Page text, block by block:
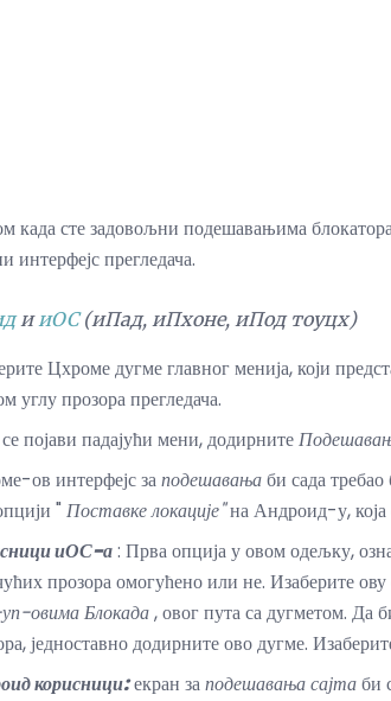
када сте задовољни подешавањима
интерфејс прегледача.
и иОС(иПад, иПхоне, иПод тоуцх)
Цхроме дугме главног менија, који
углу прозора прегледача.
појави падајући мени, додирните
ов интерфејс заподешавањаби сада
" Поставке локације"на Андроид-у, која
иОС-а: Прва опција у овом одељку,
прозора омогућено или не. Изаберите
овима Блокада, овог пута са дугметом.
једноставно додирните ово дугме.
корисници:екран заподешавања сајтаби